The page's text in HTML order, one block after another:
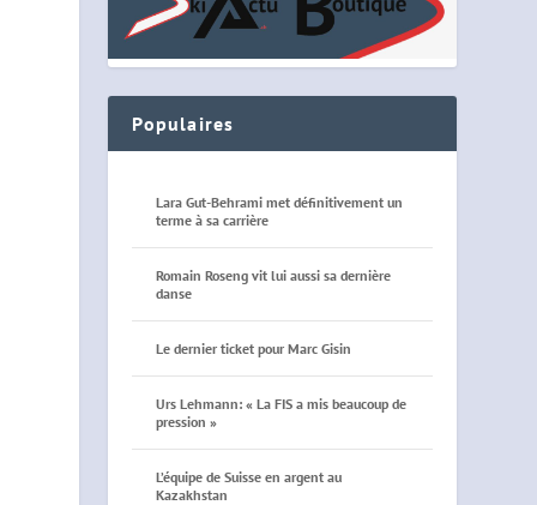
Populaires
Lara Gut-Behrami met définitivement un
terme à sa carrière
Romain Roseng vit lui aussi sa dernière
danse
Le dernier ticket pour Marc Gisin
Urs Lehmann: « La FIS a mis beaucoup de
pression »
L’équipe de Suisse en argent au
Kazakhstan